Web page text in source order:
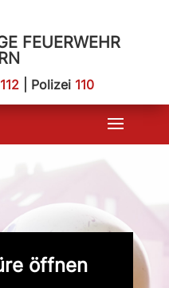
FEUERWEHR
112| Polizei 110
öffnen